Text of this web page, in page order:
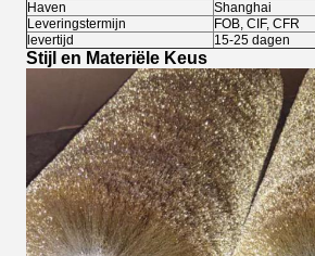
Haven
Shanghai
Leveringstermijn
FOB, CIF, CFR
levertijd
15-25 dagen
Stijl en Materiële Keus